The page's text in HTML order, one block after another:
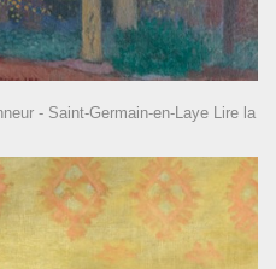
- Saint-Germain-en-Laye Lire la